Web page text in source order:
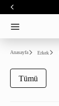
Anasayfa Erkek
Tümü